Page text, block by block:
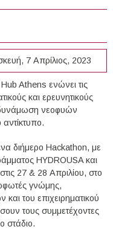
7 Απρίλιος, 2023
Athens ενώνει τις
και ερευνητικούς
νεοφυών
αντίκτυπο.
διήμερο Ηackathon, με
HYDROUSA και
27 & 28 Απριλίου, στο
γνώμης,
του επιχειρηματικού
τους συμμετέχοντες
στάδιο.